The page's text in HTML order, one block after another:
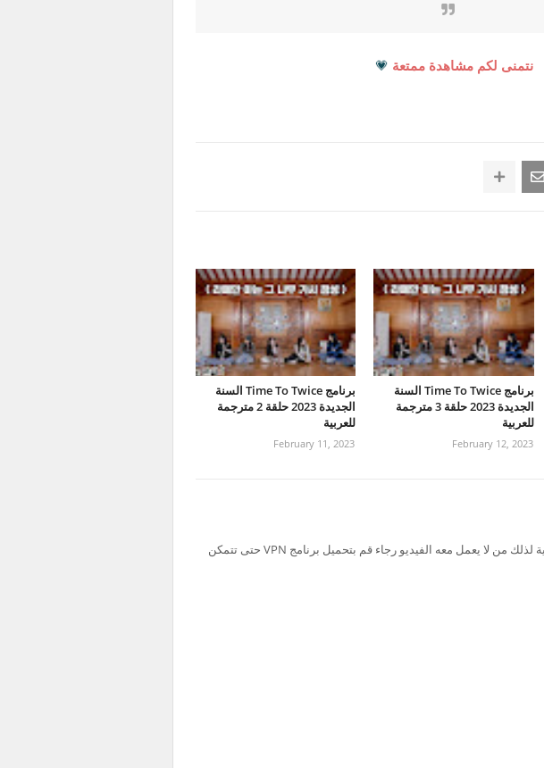
نتمنى لكم مشاهدة ممتعة 💗
برنامج Time To Twice السنة
الجديدة 2023 حلقة 3 مترجمة
للعربية
February 12, 2023
برنامج Time To Twice السنة
الجديدة 2023 حلقة 2 مترجمة
للعربية
February 11, 2023
تم حظر سيرفر Ok.ru في السعودية لذلك من لا يعمل معه الفيديو رجاء قم بتحميل برنامج VPN حتى تتمكن